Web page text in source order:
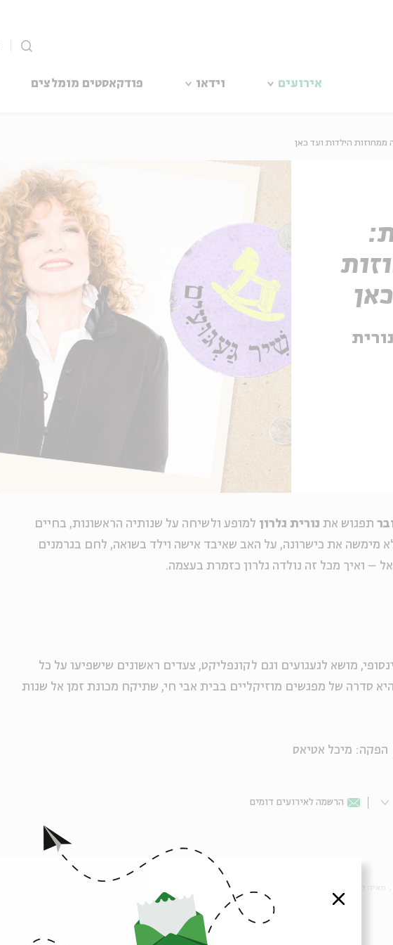
אירועים וידאו פודקאסטים מומלצים
ממחוזות הילדות ועד כאן
תפגוש את נורית גלרון למופע ולשיחה על שנותיה הראשונות, בחיים
מימשה את כישרונה, על האב שאיבד אישה וילד בשואה, לחם בגרמנים
– ואיך מכל זה נולדה גלרון כזמרת בעצמה.
מושא לגעגועים וגם לקונפליקט, צעדים ראשונים שישפיעו על כל
סדרה של מפגשים מוזיקליים בבית אבי חי, שתיקח מכונת זמן אל שנות
הפקה: מיכל אטיאס
הרשמה לאירועים דומים
זיכרון ילדות
אירועים נוספים בסדרה
סגור